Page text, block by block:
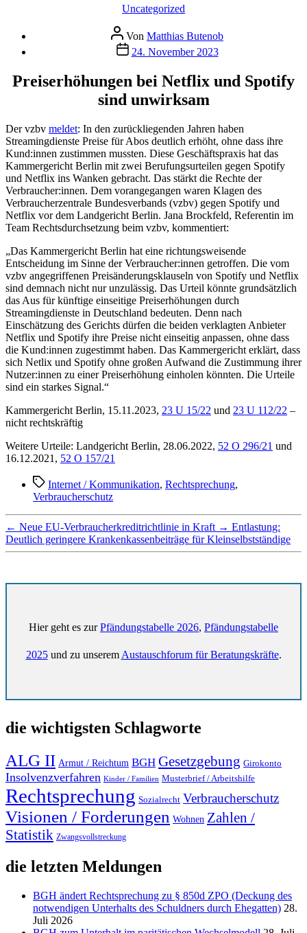
Kategorien
Uncategorized
Beitragsautor
Von Matthias Butenob
Veröffentlichungsdatum
24. November 2023
Preiserhöhungen bei Netflix und Spotify
sind unwirksam
Der vzbv meldet: In den zurückliegenden Jahren haben
Streamingdienste Preise für Abos deutlich erhöht, ohne dass ihre
Kund:innen zustimmen mussten. Diese Geschäftspraxis hat das
Kammergericht Berlin mit zwei Berufungsurteilen gegen Spotify
und Netflix ins Wanken gebracht. Das stärkt die Rechte der
Verbraucher:innen. Dem vorangegangen waren Klagen des
Verbraucherzentrale Bundesverbands (vzbv) gegen Spotify und
Netflix vor dem Landgericht Berlin. Jana Brockfeld, Referentin im
Team Rechtsdurchsetzung beim vzbv, kommentiert:
„Das Kammergericht Berlin hat eine richtungsweisende
Entscheidung im Sinne der Verbraucher:innen getroffen. Die vom
vzbv angegriffenen Preisänderungsklauseln von Spotify und Netflix
sind demnach nicht nur unzulässig. Das Urteil könnte grundsätzlich
das Aus für künftige einseitige Preiserhöhungen durch
Streamingdienste in Deutschland bedeuten. Denn nach
Einschätzung des Gerichts dürfen die beiden verklagten Anbieter
Netflix und Spotify ihre Preise nicht einseitig anpassen, ohne dass
die Kund:innen zugestimmt haben. Das Kammergericht erklärt, dass
sich Netlix und Spotify ohne großen Aufwand die Zustimmung ihrer
Nutzer:innen zu einer Preiserhöhung einholen könnten. Die Urteile
sind ein starkes Signal.“
Kammergericht Berlin, 15.11.2023, 23 U 15/22 und 23 U 112/22 –
nicht rechtskräftig
Weitere Urteile: Landgericht Berlin, 28.06.2022, 52 O 296/21 und
16.12.2021, 52 O 157/21
Schlagwörter
Internet / Kommunikation, Rechtsprechung,
Verbraucherschutz
← Neue EU-Verbraucherkreditrichtlinie in Kraft → Entlastung:
Deutlich geringere Krankenkassenbeiträge für Kleinselbstständige
Hier geht es zurPfändungstabelle 2026, Pfändungstabelle
2025und zu unserem Austauschforum für Beratungskräfte.
die wichtigsten Schlagworte
ALG II Armut / Reichtum BGH Gesetzgebung Girokonto
Insolvenzverfahren Kinder / Familien Musterbrief / Arbeitshilfe
Rechtsprechung Sozialrecht Verbraucherschutz
Visionen / Forderungen Wohnen Zahlen /
Statistik Zwangsvollstreckung
die letzten Meldungen
BGH ändert Rechtsprechung zu § 850d ZPO (Deckung des
notwendigen Unterhalts des Schuldners durch Ehegatten) 28.
Juli 2026